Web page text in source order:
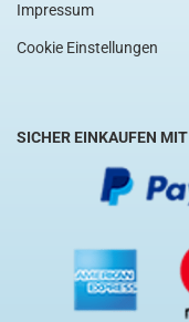
Impressum
Cookie Einstellungen
SICHER EINKAUFEN MIT